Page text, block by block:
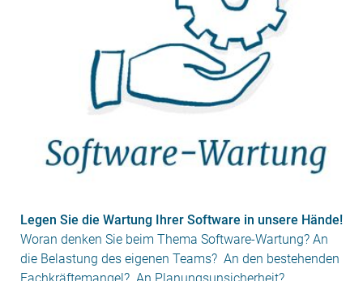
Legen Sie die Wartung Ihrer Software in unsere Hände!
Woran denken Sie beim Thema Software-Wartung? An
die Belastung des eigenen Teams? An den bestehenden